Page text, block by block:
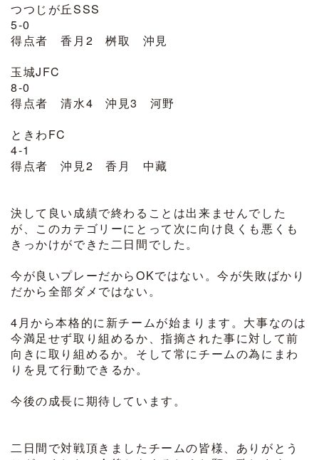
つつじが丘SSS
5-0
得点者 香月2 桝取 沖見
玉城JFC
8-0
得点者 清水4 沖見3 河野
ときわFC
4-1
得点者 沖見2 香月 中藏
決して良い成績で終わることは出来ませんでした
が、このカテゴリーにとって次に向け良くも悪くも
きっかけができた二日間でした。
今が良いプレーだからOKではない。今が失敗ばかり
だから全部ダメではない。
4月から本格的に新チームが始まります。大事なのは
今満足せず取り組めるか、指摘された事に対して前
向きに取り組めるか。そして常にチームの為にまわ
りを見て行動できるか。
今後の成長に期待しています。
二日間で対戦頂きましたチームの皆様、ありがとう